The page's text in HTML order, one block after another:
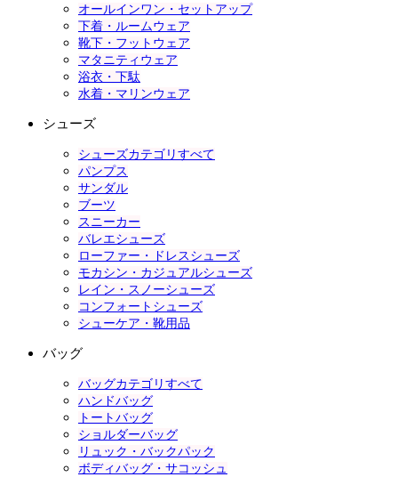
オールインワン・セットアップ
下着・ルームウェア
靴下・フットウェア
マタニティウェア
浴衣・下駄
水着・マリンウェア
シューズ
シューズカテゴリすべて
パンプス
サンダル
ブーツ
スニーカー
バレエシューズ
ローファー・ドレスシューズ
モカシン・カジュアルシューズ
レイン・スノーシューズ
コンフォートシューズ
シューケア・靴用品
バッグ
バッグカテゴリすべて
ハンドバッグ
トートバッグ
ショルダーバッグ
リュック・バックパック
ボディバッグ・サコッシュ